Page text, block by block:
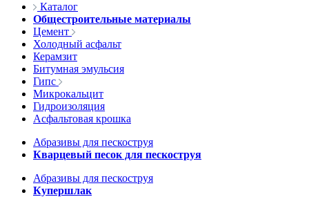
Каталог
Общестроительные материалы
Цемент
Холодный асфальт
Керамзит
Битумная эмульсия
Гипс
Микрокальцит
Гидроизоляция
Асфальтовая крошка
Абразивы для пескоструя
Кварцевый песок для пескоструя
Абразивы для пескоструя
Купершлак